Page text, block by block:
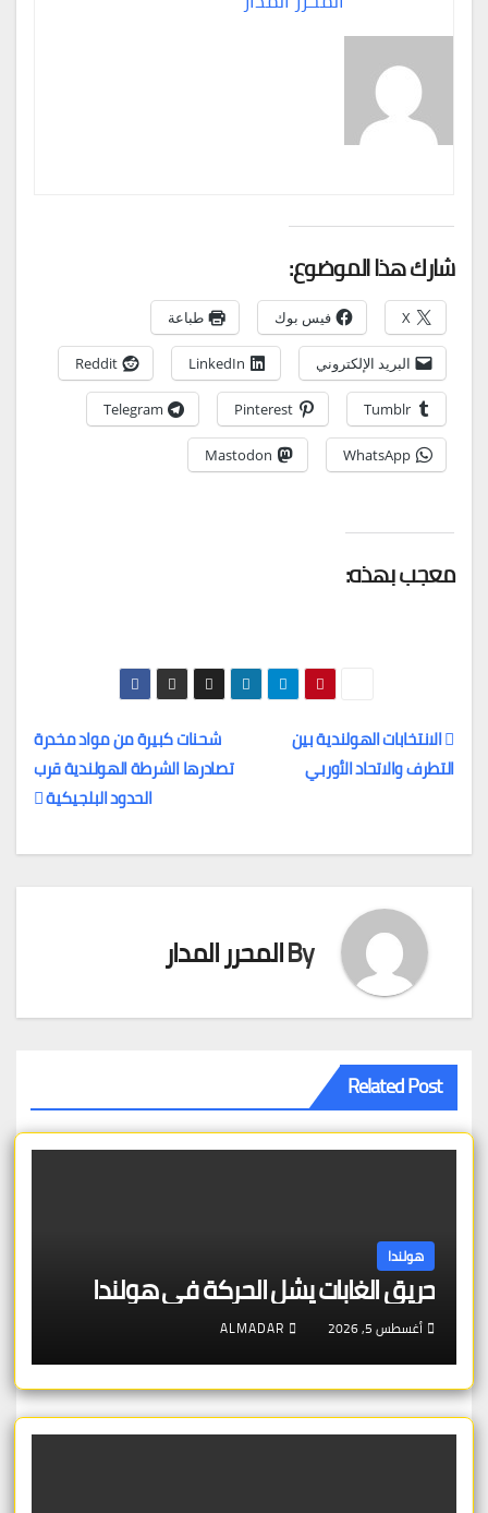
شارك هذا الموضوع:
X فيس بوك طباعة
البريد الإلكتروني LinkedIn
Reddit
Tumblr
Pinterest
Telegram
WhatsApp
Mastodon
معجب بهذه:
تصفّح
شحنات كبيرة من مواد مخدرة
تصادرها الشرطة الهولندية قرب
الحدود البلجيكية
الانتخابات الهولندية بين
التطرف والاتحاد الأوربي
Byالمحرر المدار
Related Post
هولندا
حريق الغابات يشل الحركة في هولندا
أغسطس 5, 2026 ALMADAR